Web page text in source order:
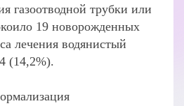
газоотводной трубки или
19 новорожденных
лечения водянистый
(14,2%).